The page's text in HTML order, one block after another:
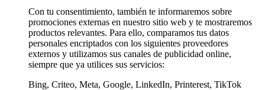
Con tu consentimiento, también te informaremos sobre
promociones externas en nuestro sitio web y te mostraremos
productos relevantes. Para ello, comparamos tus datos
personales encriptados con los siguientes proveedores
externos y utilizamos sus canales de publicidad online,
siempre que ya utilices sus servicios:
Bing, Criteo, Meta, Google, LinkedIn, Printerest, TikTok